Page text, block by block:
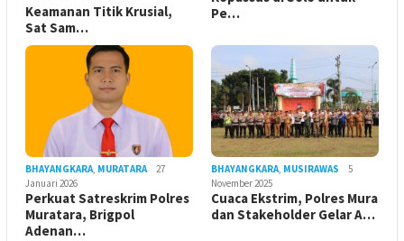
Keamanan Titik Krusial,
Sat Sam…
Pe…
BHAYANGKARA, MURATARA
27
Januari 2026
Perkuat Satreskrim Polres
Muratara, Brigpol
Adenan…
BHAYANGKARA, MUSIRAWAS
5
November 2025
Cuaca Ekstrim, Polres Mura
dan Stakeholder Gelar A…